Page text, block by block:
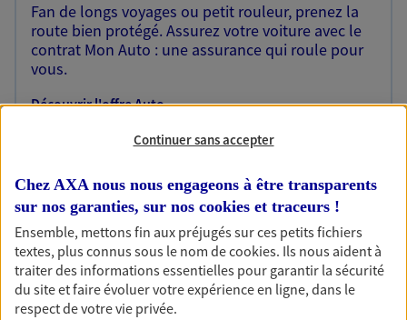
Fan de longs voyages ou petit rouleur, prenez la
route bien protégé. Assurez votre voiture avec le
contrat Mon Auto : une assurance qui roule pour
vous.
Découvrir l'offre Auto
OBTENIR UN TARIF EN LIGNE
Habitation
Votre logement est unique, comme vous. Le
contrat Ma Maison assure votre sérénité en
protégeant ce qui vous tient à coeur.
Découvrir l'offre Habitation
Continuer sans accepter
Chez AXA nous nous engageons à être transparents
sur nos garanties, sur nos cookies et traceurs !
Ensemble, mettons fin aux préjugés sur ces petits fichiers
textes, plus connus sous le nom decookies. Ils nous aident à
traiter des informations essentielles pour garantir la sécurité
du site et faire évoluer votre expérience en ligne, dans le
respect de votre vie privée.